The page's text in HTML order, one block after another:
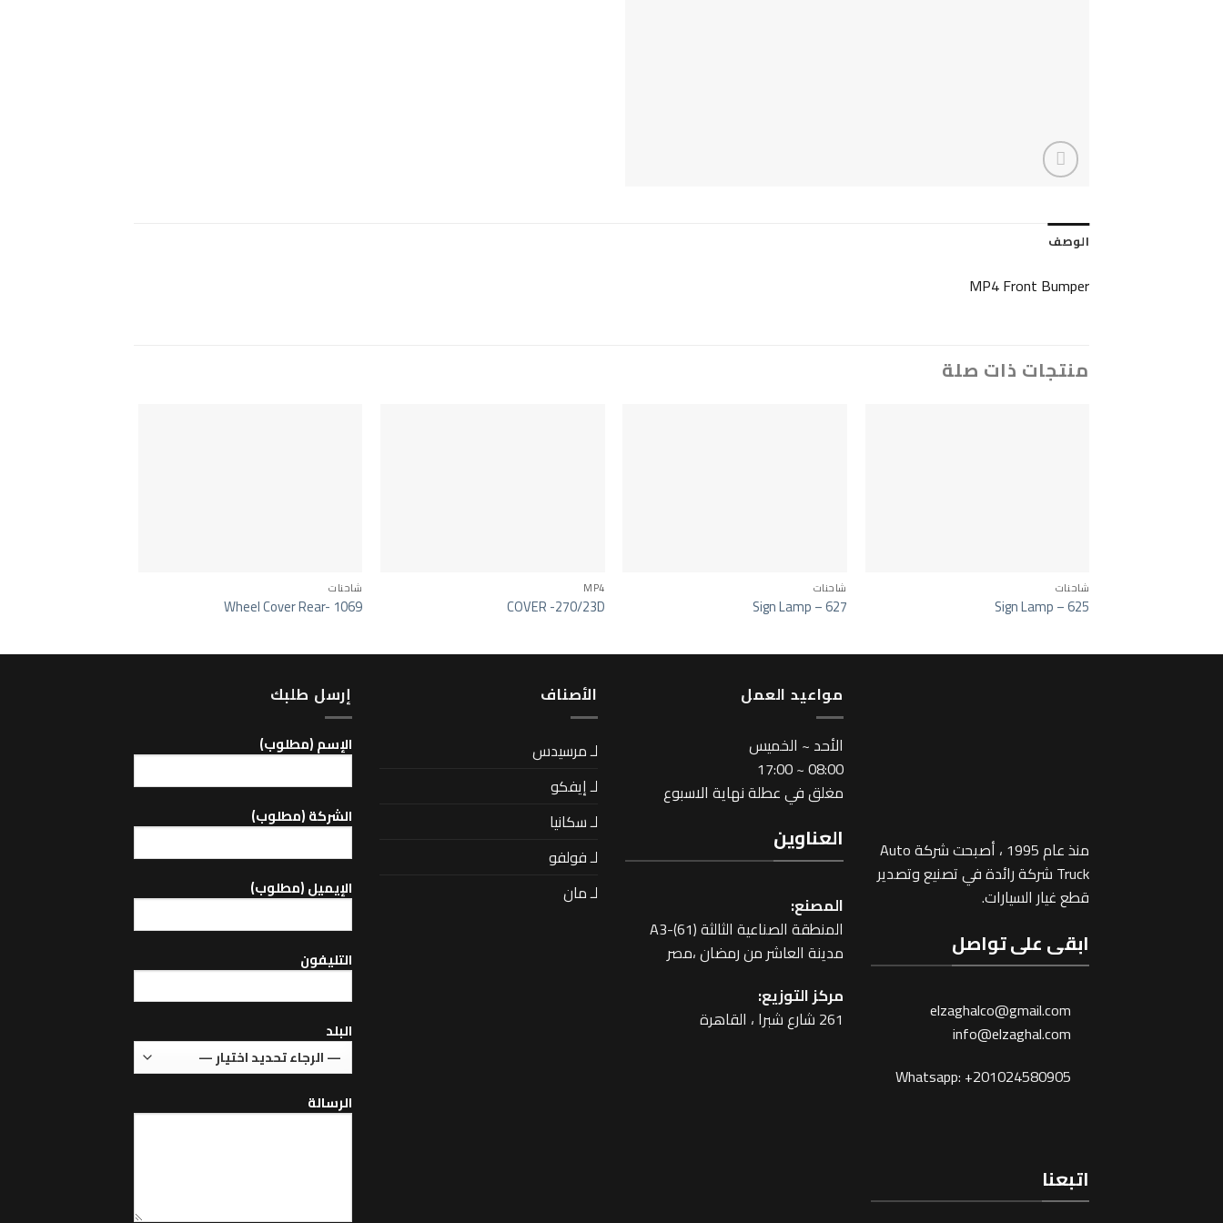
الوصف
MP4 Front Bumper
منتجات ذات صلة
شاحنات
Sign Lamp – 625
شاحنات
Sign Lamp – 627
MP4
COVER -270/23D
شاحنات
Wheel Cover Rear- 1069
منذ عام 1995 ، أصبحت شركة Auto
Truck شركة رائدة في تصنيع وتصدير
قطع غيار السيارات.
ابقى على تواصل
elzaghalco@gmail.com
info@elzaghal.com
Whatsapp: +201024580905
اتبعنا
مواعيد العمل
اﻷحد ~ الخميس
08:00 ~ 17:00
مغلق في عطلة نهاية الاسبوع
العناوين
المصنع:
المنطقة الصناعية الثالثة A3-(61)
مدينة العاشر من رمضان ،مصر
مركز التوزيع:
261 شارع شبرا ، القاهرة
اﻷصناف
لـ مرسيدس
لـ إيفكو
لـ سكانيا
لـ فولفو
لـ مان
إرسل طلبك
اﻹسم (مطلوب)
الشركة (مطلوب)
اﻹيميل (مطلوب)
التليفون
البلد
الرسالة